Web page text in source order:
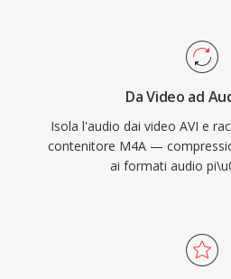
nativamente — mentre il
parti comprende VLC,
maggior parte dei sistemi di
automobilistici. Tre benefici
definiscono il formato:
superiore rispetto ai codec
dual-mode che serve sia
Da Video ad
Isola l'audio dai video AVI e
contenitore M4A —
ai formati audio